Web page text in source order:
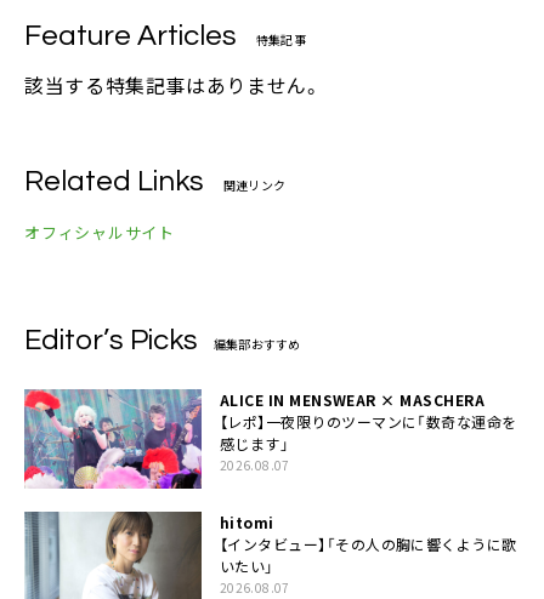
Feature Articles 特集記事
該当する特集記事はありません。
Related Links 関連リンク
オフィシャルサイト
Editor’s Picks 編集部おすすめ
ALICE IN MENSWEAR × MASCHERA
【レポ】一夜限りのツーマンに「数奇な運命を
感じます」
2026.08.07
hitomi
【インタビュー】「その人の胸に響くように歌
いたい」
2026.08.07